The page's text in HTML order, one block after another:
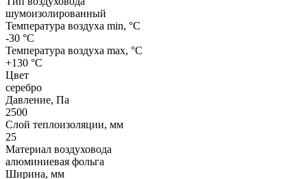
шумоизолированный
Температура воздуха min, °С
-30 °С
Температура воздуха max, °С
+130 °С
Цвет
серебро
Давление, Па
2500
Слой теплоизоляции, мм
25
Материал воздуховода
алюминиевая фольга
Ширина, мм